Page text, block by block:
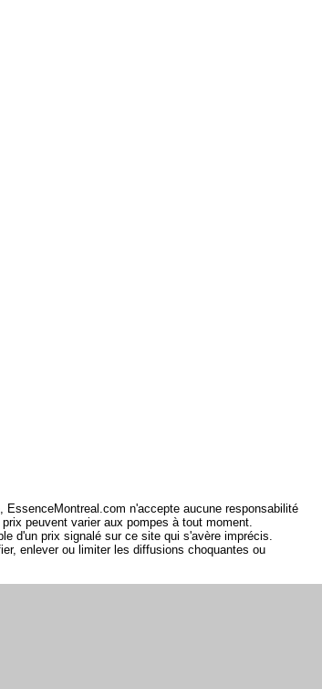
n'accepte aucune responsabilité
peuvent varier aux pompes à tout moment.
d'un prix signalé sur ce site qui s'avère imprécis.
enlever ou limiter les diffusions choquantes ou